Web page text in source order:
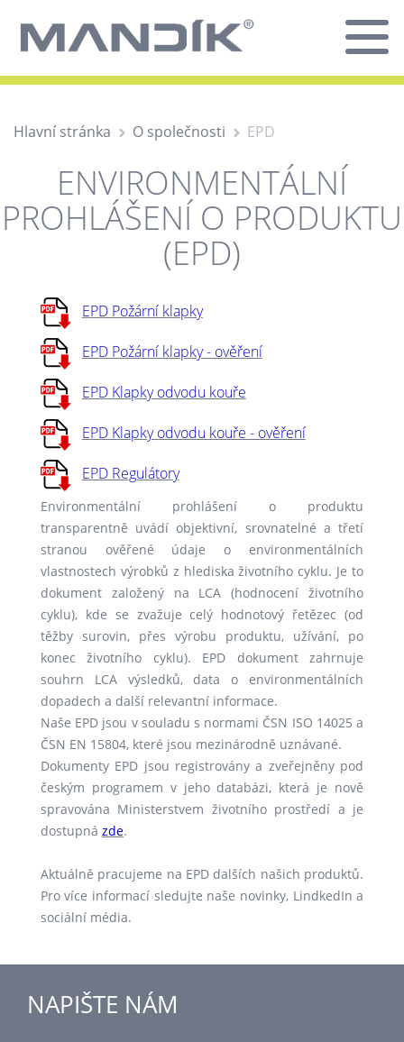
Hlavní stránka O společnosti EPD
ENVIRONMENTÁLNÍ
PROHLÁŠENÍ O PRODUKTU
(EPD)
EPD Požární klapky
EPD Požární klapky - ověření
EPD Klapky odvodu kouře
EPD Klapky odvodu kouře - ověření
EPD Regulátory
Environmentální prohlášení o produktu
transparentně uvádí objektivní, srovnatelné a třetí
stranou ověřené údaje o environmentálních
vlastnostech výrobků z hlediska životního cyklu. Je to
dokument založený na LCA (hodnocení životního
cyklu), kde se zvažuje celý hodnotový řetězec (od
těžby surovin, přes výrobu produktu, užívání, po
konec životního cyklu). EPD dokument zahrnuje
souhrn LCA výsledků, data o environmentálních
dopadech a další relevantní informace.
Naše EPD jsou v souladu s normami ČSN ISO 14025 a
ČSN EN 15804, které jsou mezinárodně uznávané.
Dokumenty EPD jsou registrovány a zveřejněny pod
českým programem v jeho databázi, která je nově
spravována Ministerstvem životního prostředí a je
dostupná zde.
Aktuálně pracujeme na EPD dalších našich produktů.
Pro více informací sledujte naše novinky, LindkedIn a
sociální média.
NAPIŠTE NÁM